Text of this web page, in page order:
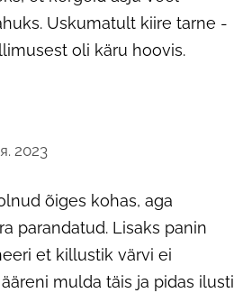
Uskumatult kiire tarne -
oli käru hoovis.
2023
õiges kohas, aga
parandatud. Lisaks panin
et killustik värvi ei
mulda täis ja pidas ilusti